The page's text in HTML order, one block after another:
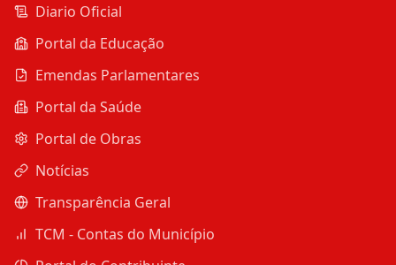
Diario Oficial
Portal da Educação
Emendas Parlamentares
Portal da Saúde
Portal de Obras
Notícias
Transparência Geral
TCM - Contas do Município